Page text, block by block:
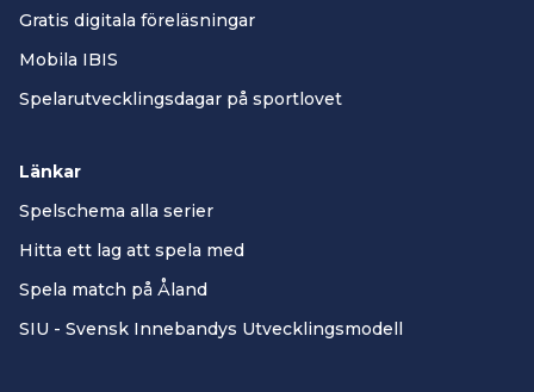
Gratis digitala föreläsningar
Mobila IBIS
Spelarutvecklingsdagar på sportlovet
Länkar
Spelschema alla serier
Hitta ett lag att spela med
Spela match på Åland
SIU - Svensk Innebandys Utvecklingsmodell